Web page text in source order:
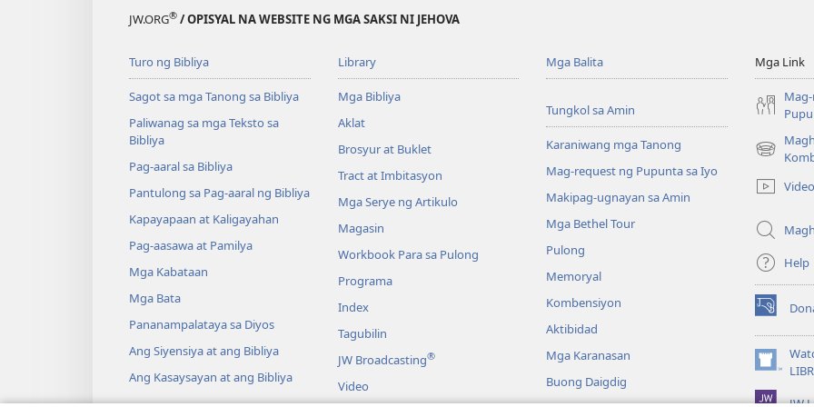
JW.ORG® / OPISYAL NA WEBSITE NG MGA SAKSI NI JEHOVA
Turo ng Bibliya
Sagot sa mga Tanong sa Bibliya
Paliwanag sa mga Teksto sa
Bibliya
Pag-aaral sa Bibliya
Pantulong sa Pag-aaral ng Bibliya
Kapayapaan at Kaligayahan
Pag-aasawa at Pamilya
Mga Kabataan
Mga Bata
Pananampalataya sa Diyos
Ang Siyensiya at ang Bibliya
Ang Kasaysayan at ang Bibliya
Library
Mga Bibliya
Aklat
Brosyur at Buklet
Tract at Imbitasyon
Mga Serye ng Artikulo
Magasin
Workbook Para sa Pulong
Programa
Index
Tagubilin
JW Broadcasting®
Video
Mga Balita
Tungkol sa Amin
Karaniwang mga Tanong
Mag-request ng Pupunta sa Iyo
Makipag-ugnayan sa Amin
Mga Bethel Tour
Pulong
Memoryal
Kombensiyon
Aktibidad
Mga Karanasan
Buong Daigdig
Mga Link
(may
na
window)
Video
Help
(may
bubukas
na
bagong
(may
bubukas
JW